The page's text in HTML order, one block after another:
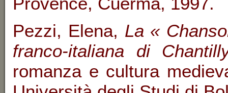
Pezzi, Elena, La «
franco-italiana di
romanza e cultura